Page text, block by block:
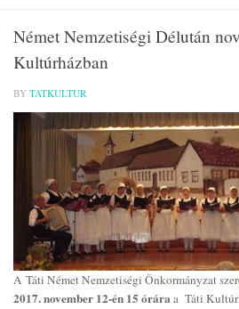
Német Nemzetiségi Délután
Kultúrházban
BY TATKULTUR
A Táti Német Nemzetiségi Önkormányzat
2017. november 12-én 15 órára a Táti